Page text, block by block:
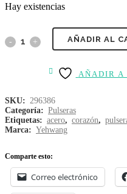
Hay existencias
AÑADIR AL
AÑADIR A
SKU: 296386
Categoría: Pulseras
Etiquetas: acero, corazón,
Marca: Yehwang
Comparte esto:
Correo electrónico